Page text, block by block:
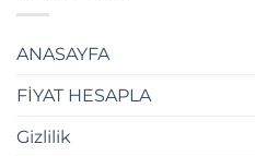
ANASAYFA
FİYAT HESAPLA
Gizlilik